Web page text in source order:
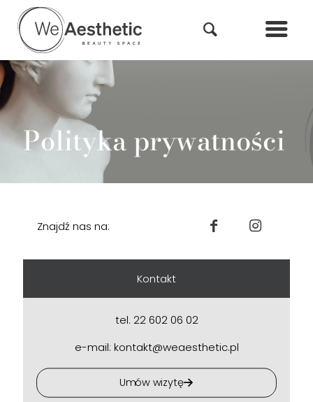
Polityka prywatności
Znajdź nas na:
Kontakt
tel. 22 602 06 02
e-mail: kontakt@weaesthetic.pl
Umów wizytę